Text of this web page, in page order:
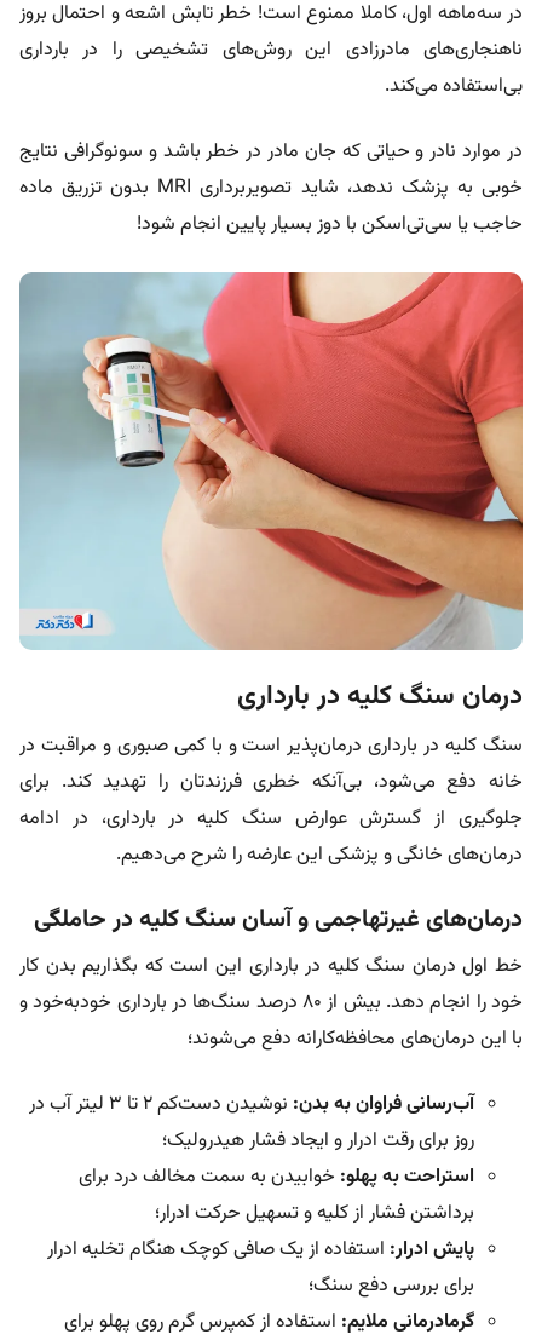
در سه‌ماهه اول، کاملا ممنوع است! خطر تابش اشعه و احتمال بروز
ناهنجاری‌های مادرزادی این روش‌های تشخیصی را در بارداری
بی‌استفاده می‌کند.
در موارد نادر و حیاتی که جان مادر در خطر باشد و سونوگرافی نتایج
خوبی به پزشک ندهد، شاید تصویربرداری MRI بدون تزریق ماده
حاجب یا سی‌تی‌اسکن با دوز بسیار پایین انجام شود!
درمان سنگ کلیه در بارداری
سنگ‌ کلیه در بارداری درمان‌پذیر است و با کمی صبوری و مراقبت در
خانه دفع می‌شود، بی‌آنکه خطری فرزندتان را تهدید کند. برای
جلوگیری از گسترش عوارض سنگ کلیه در بارداری، در ادامه
درمان‌های خانگی و پزشکی این عارضه را شرح می‌دهیم.
درمان‌های غیرتهاجمی و آسان سنگ کلیه در حاملگی
خط اول درمان سنگ کلیه در بارداری این است که بگذاریم بدن کار
خود را انجام دهد. بیش از ۸۰ درصد سنگ‌ها در بارداری خودبه‌خود و
با این درمان‌های محافظه‌کارانه دفع می‌شوند؛
آب‌رسانی فراوان به بدن:
نوشیدن دست‌کم ۲ تا ۳ لیتر آب در
روز برای رقت ادرار و ایجاد فشار هیدرولیک؛
استراحت به پهلو: خوابیدن به سمت مخالف درد برای
برداشتن فشار از کلیه و تسهیل حرکت ادرار؛
پایش ادرار: استفاده از یک صافی کوچک هنگام تخلیه ادرار
برای بررسی دفع سنگ؛
گرمادرمانی ملایم: استفاده از کمپرس گرم روی پهلو برای